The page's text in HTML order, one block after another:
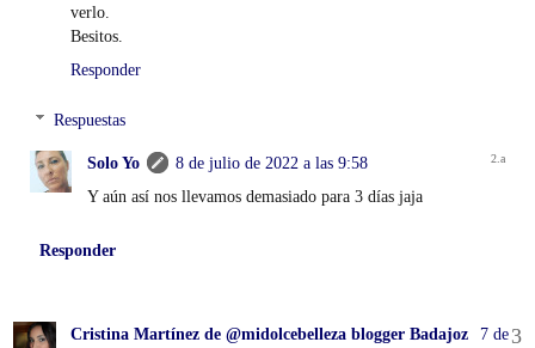
verlo.
Besitos.
Responder
Respuestas
Solo Yo
8 de julio de 2022 a las 9:58
Y aún así nos llevamos demasiado para 3 días jaja
Responder
Cristina Martínez de @midolcebelleza blogger Badajoz
7 de